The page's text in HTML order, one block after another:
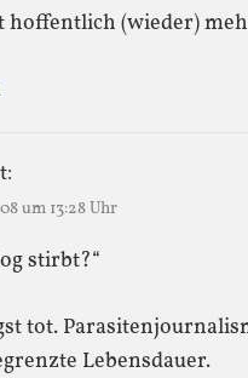
hoffentlich (wieder)
um 13:28 Uhr
stirbt?“
tot.
Lebensdauer.